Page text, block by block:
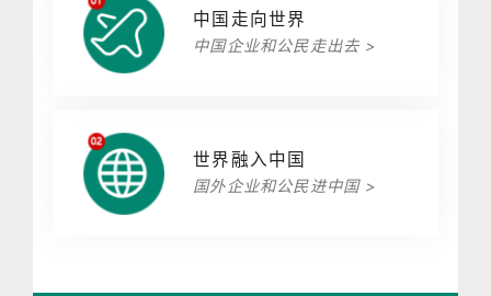
中国走向世界
中国企业和公民走出去 >
世界融入中国
国外企业和公民进中国 >